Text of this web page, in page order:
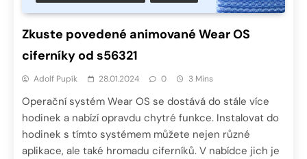
Zkuste povedené animované Wear OS
ciferníky od s56321
Adolf Pupík 28.01.2024 0 3 Mins
Operační systém Wear OS se dostává do stále více
hodinek a nabízí opravdu chytré funkce. Instalovat do
hodinek s tímto systémem můžete nejen různé
aplikace, ale také hromadu ciferníků. V nabídce jich je